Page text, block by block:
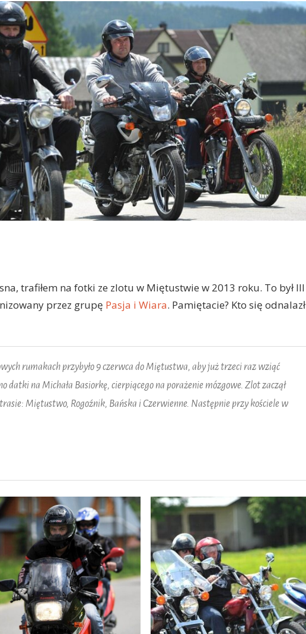
trafiłem na fotki ze zlotu w Miętustwie w 2013 roku. To był III
przez grupę Pasja i Wiara. Pamiętacie? Kto się odnalazł
rumakach przybyło 9 czerwca do Miętustwa, aby już trzeci raz wziąć
datki na Michała Basiorkę, cierpiącego na porażenie mózgowe. Zlot zaczął
Miętustwo, Rogoźnik, Bańska i Czerwienne. Następnie przy kościele w